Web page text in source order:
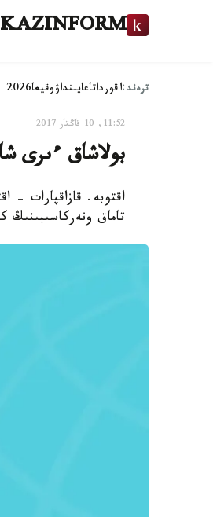
KAZINFORM
ترەند:اقورداتاعايىنداۋوقيعا2026-سايلاۋ
11:52, 10 قاڭتار 2017
بولاشاق ءىرى
اقتوبە. قازاقپارات -
تاماق ونەركاسىبىنىڭ كولەمى 39,4 ميلليارد تەڭگەگە وسكەن، دەپ حابارلايدى